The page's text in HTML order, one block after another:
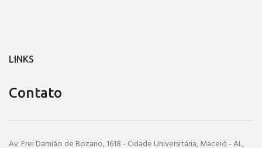
LINKS
Contato
Av. Frei Damião de Bozano, 1618 - Cidade Universitária, Maceió - AL,